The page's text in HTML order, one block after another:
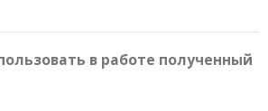
в работе полученный